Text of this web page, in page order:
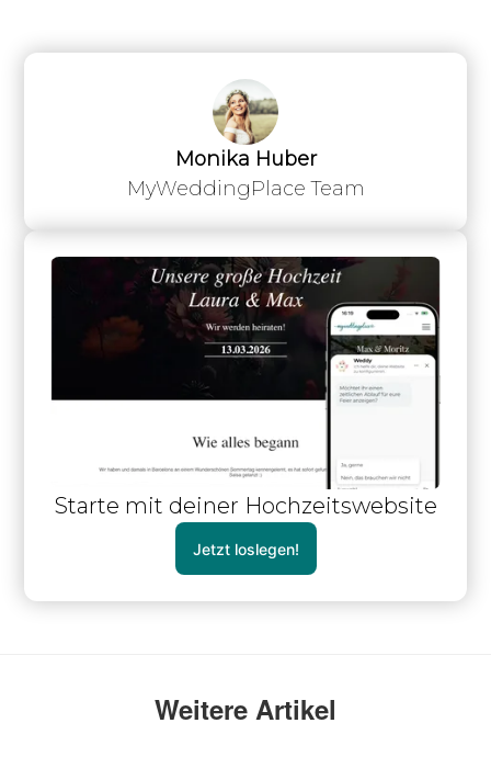
Weitere Artikel
Monika Huber
MyWeddingPlace Team
Starte mit deiner Hochzeitswebsite
Jetzt loslegen!